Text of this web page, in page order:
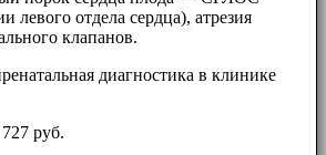
левого отдела сердца), атрезия
клапанов.
диагностика в клинике
руб.